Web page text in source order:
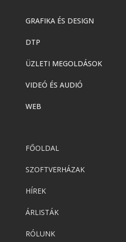
GRAFIKA ÉS DESIGN
DTP
ÜZLETI MEGOLDÁSOK
VIDEÓ ÉS AUDIÓ
WEB
FŐOLDAL
SZOFTVERHÁZAK
HÍREK
ÁRLISTÁK
RÓLUNK